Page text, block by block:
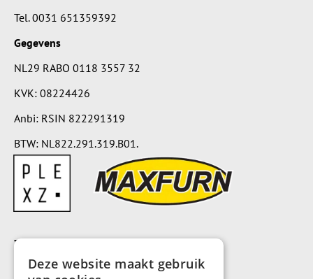
Tel.0031 651359392
Gegevens
NL29 RABO 0118 3557 32
KVK: 08224426
Anbi: RSIN 822291319
BTW: NL822.291.319.B01.
Voorwaarden
Deze website maakt gebruik